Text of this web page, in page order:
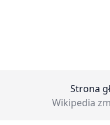
Strona
Wikipedia